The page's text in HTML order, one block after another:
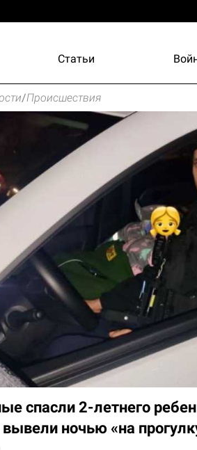
Статьи
/Происшествия
спасли 2-летнего
ночью «на